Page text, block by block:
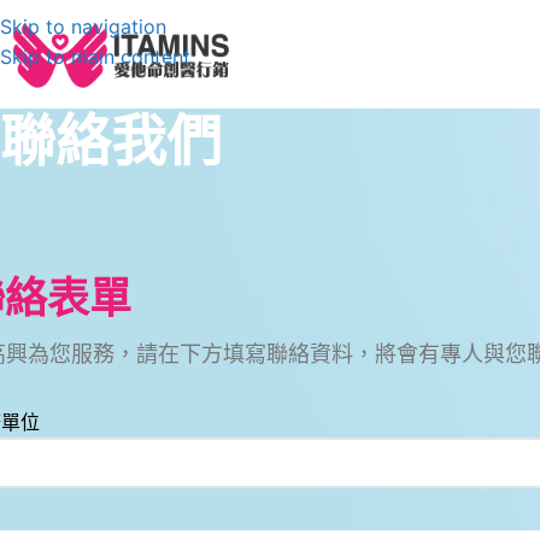
Skip to navigation
Skip to main content
聯絡我們
表單
興為您服務，請在下方填寫聯絡資料，將會有專人與您
位